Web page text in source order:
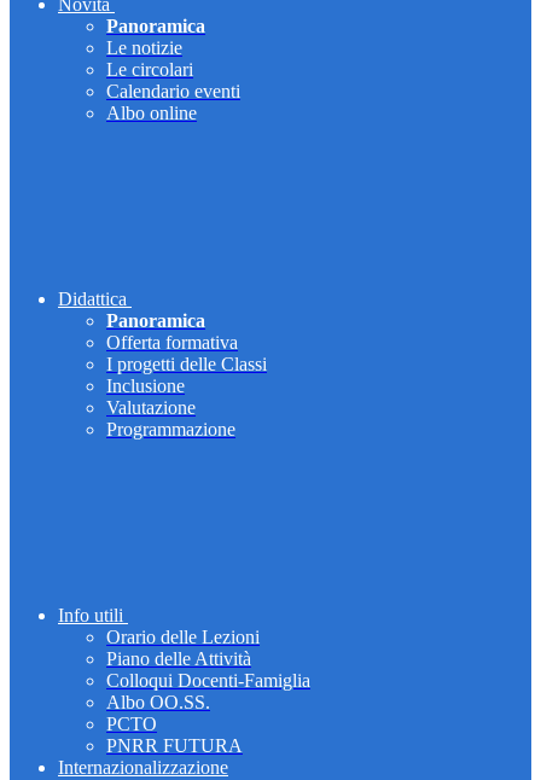
Novità
Panoramica
Le notizie
Le circolari
Calendario eventi
Albo online
Didattica
Panoramica
Offerta formativa
I progetti delle Classi
Inclusione
Valutazione
Programmazione
Info utili
Orario delle Lezioni
Piano delle Attività
Colloqui Docenti-Famiglia
Albo OO.SS.
PCTO
PNRR FUTURA
Internazionalizzazione